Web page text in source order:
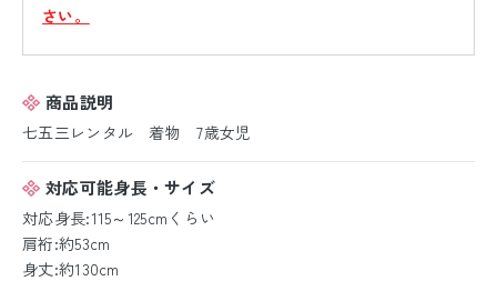
さい。
商品説明
七五三レンタル 着物 7歳女児
対応可能身長・サイズ
対応身長:115～125cmくらい
肩裄:約53cm
身丈:約130cm